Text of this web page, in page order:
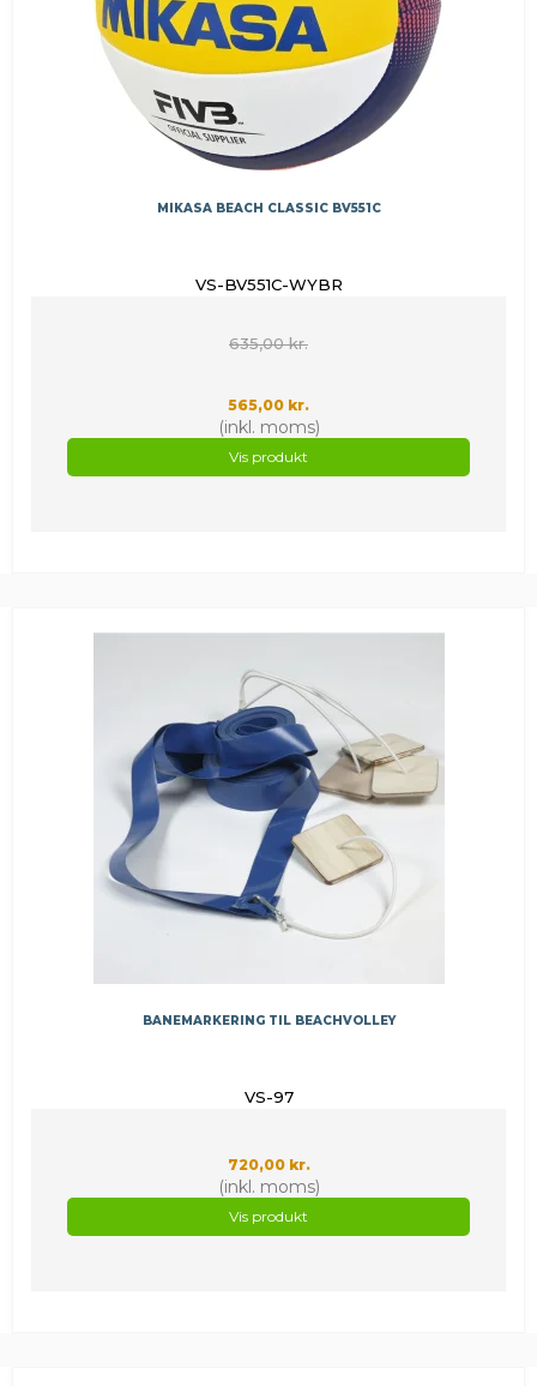
MIKASA BEACH CLASSIC BV551C
VS-BV551C-WYBR
635,00 kr.
565,00 kr.
(inkl. moms)
Vis produkt
BANEMARKERING TIL BEACHVOLLEY
VS-97
720,00 kr.
(inkl. moms)
Vis produkt